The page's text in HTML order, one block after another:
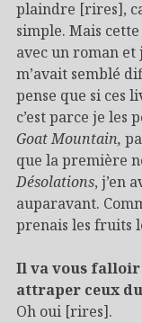
plaindre [rires],
simple. Mais
avec un roman
m’avait semblé
pense que si ces
c’est parce je les
Goat Mountain,
que la première
Désolations, j’en
auparavant.
prenais les fruits
Il va vous
attraper ceux
Oh oui [rires].